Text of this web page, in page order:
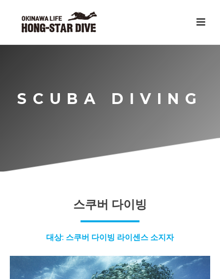
SCUBA DIVING
스쿠버 다이빙
대상: 스쿠버 다이빙 라이센스 소지자